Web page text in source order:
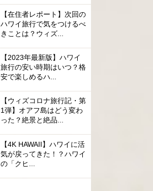
【在住者レポート】次回の
ハワイ旅行で気をつけるべ
きことは？ウィズ...
【2023年最新版】ハワイ
旅行の安い時期はいつ？格
安で楽しめるハ...
【ウィズコロナ旅行記・第
1弾】オアフ島はどう変わ
った？絶景と絶品...
【4K HAWAII】ハワイに活
気が戻ってきた！？ハワイ
の「クヒ...